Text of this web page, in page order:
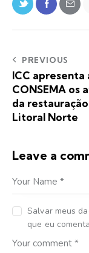
PREVIOUS
ICC apresenta
CONSEMA os
da
Litoral Norte
Leave a
Salvar meus
que eu